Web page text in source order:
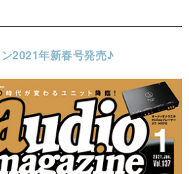
2021年新春号発売♪